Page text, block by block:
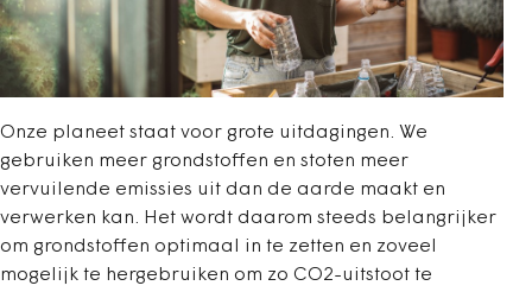
Onze planeet staat voor grote uitdagingen. We
gebruiken meer grondstoffen en stoten meer
vervuilende emissies uit dan de aarde maakt en
verwerken kan. Het wordt daarom steeds belangrijker
om grondstoffen optimaal in te zetten en zoveel
mogelijk te hergebruiken om zo CO2-uitstoot te